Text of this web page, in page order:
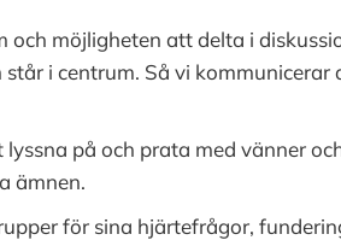
möjligheten att delta i
i centrum. Så vi
på och prata med vänner
ämnen.
för sina hjärtefrågor,